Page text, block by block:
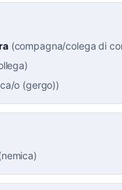
(compagna/colega di
)
o (gergo))
nemica)